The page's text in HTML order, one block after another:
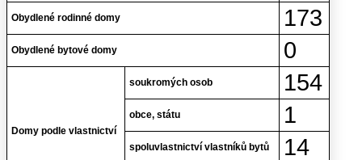
Obydlené rodinné domy 173
Obydlené bytové domy 0
Domy podle vlastnictví
soukromých osob 154
obce, státu 1
spoluvlastnictví vlastníků bytů 14